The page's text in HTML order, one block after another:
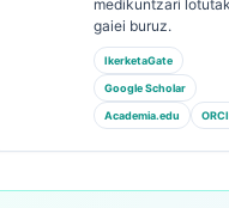
medikuntzari
gaiei buruz.
IkerketaGate
Google Scholar
Academia.edu